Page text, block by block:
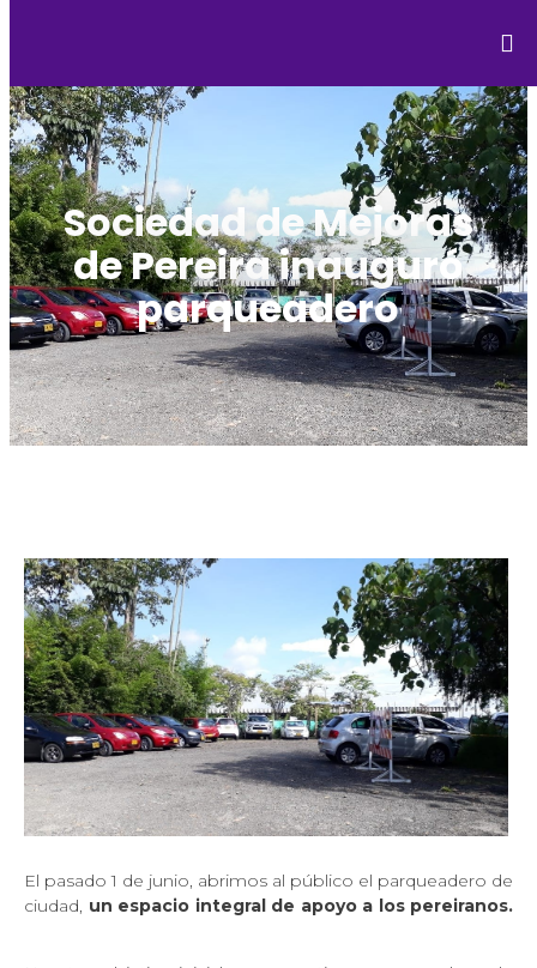
Sociedad de Mejoras
de Pereira inauguró
parqueadero
El pasado 1 de junio, abrimos al público el parqueadero de
ciudad, un espacio integral de apoyo a los pereiranos.